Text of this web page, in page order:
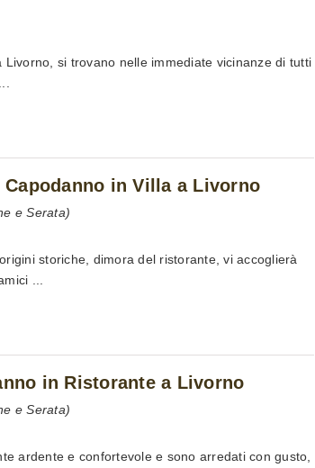
si trovano nelle immediate vicinanze di tutti
in Villa a Livorno
e Serata)
storiche, dimora del ristorante, vi accoglierà
...
in Ristorante a Livorno
e Serata)
ardente e confortevole e sono arredati con gusto,